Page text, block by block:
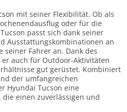
mit seiner Flexibilität. Ob als
oder für die
passt sich dank seiner
Ausstattungskombinationen an
Fahrer an. Dank des
auch für Outdoor-Aktivitäten
gut gerüstet. Kombiniert
der umfangreichen
Hyundai Tucson eine
einen zuverlässigen und